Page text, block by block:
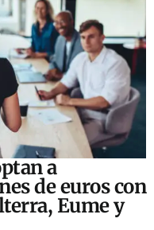
a
de euros con
Eume y